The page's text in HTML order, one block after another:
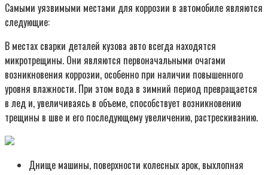
Самыми уязвимыми местами для коррозии в автомобиле являются
следующие:
В местах сварки деталей кузова авто всегда находятся
микротрещины. Они являются первоначальными очагами
возникновения коррозии, особенно при наличии повышенного
уровня влажности. При этом вода в зимний период превращается
в лед и, увеличиваясь в объеме, способствует возникновению
трещины в шве и его последующему увеличению, растрескиванию.
Днище машины, поверхности колесных арок, выхлопная